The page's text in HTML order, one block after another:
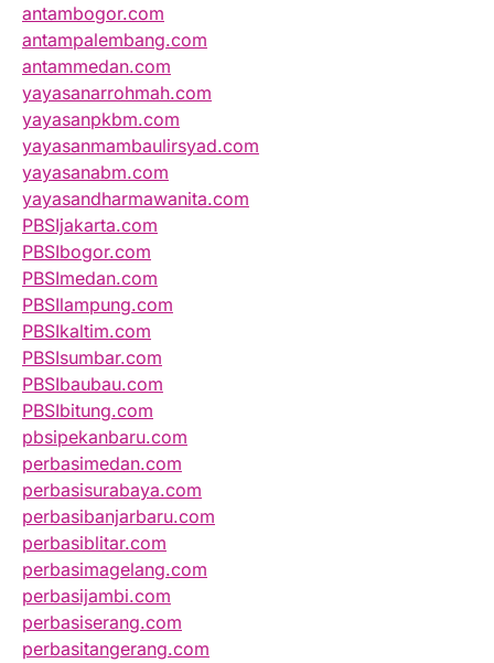
antambogor.com
antampalembang.com
antammedan.com
yayasanarrohmah.com
yayasanpkbm.com
yayasanmambaulirsyad.com
yayasanabm.com
yayasandharmawanita.com
PBSIjakarta.com
PBSIbogor.com
PBSImedan.com
PBSIlampung.com
PBSIkaltim.com
PBSIsumbar.com
PBSIbaubau.com
PBSIbitung.com
pbsipekanbaru.com
perbasimedan.com
perbasisurabaya.com
perbasibanjarbaru.com
perbasiblitar.com
perbasimagelang.com
perbasijambi.com
perbasiserang.com
perbasitangerang.com